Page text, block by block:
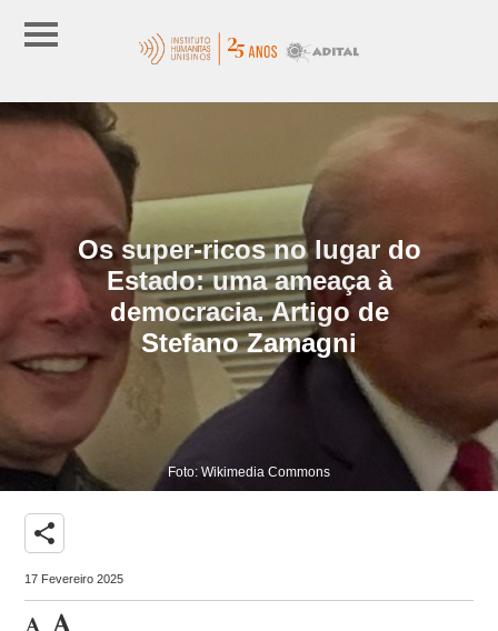
Os super-ricos no lugar do
Estado: uma ameaça à
democracia. Artigo de
Stefano Zamagni
Foto: Wikimedia Commons
share
17 Fevereiro 2025